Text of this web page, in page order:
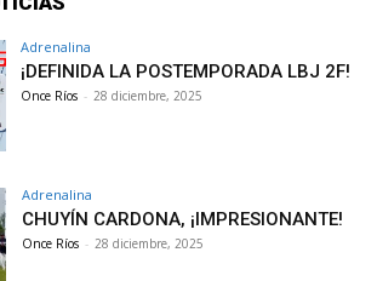
Adrenalina
¡DEFINIDA LA POSTEMPORADA LBJ 2F!
Once Ríos - 28 diciembre, 2025
Adrenalina
CHUYÍN CARDONA, ¡IMPRESIONANTE!
Once Ríos - 28 diciembre, 2025